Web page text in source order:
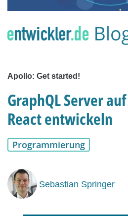
Apollo: Get started!
GraphQL Server
React entwickeln
Programmierung
Sebastian Springer